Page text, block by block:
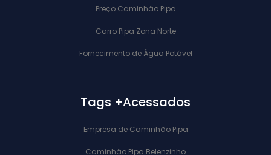
Preço Caminhão Pipa
Carro Pipa Zona Norte
Fornecimento de Água Potável
Tags +Acessados
Empresa de Caminhão Pipa
Caminhão Pipa Belenzinho